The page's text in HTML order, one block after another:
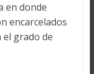
en donde
encarcelados
el grado de